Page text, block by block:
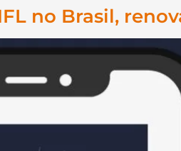
no Brasil,